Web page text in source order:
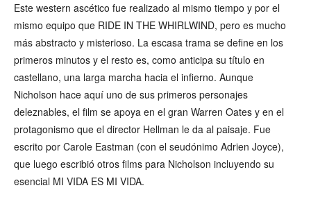
Este western ascético fue realizado al mismo tiempo y por el
mismo equipo que RIDE IN THE WHIRLWIND, pero es mucho
más abstracto y misterioso. La escasa trama se define en los
primeros minutos y el resto es, como anticipa su título en
castellano, una larga marcha hacia el infierno. Aunque
Nicholson hace aquí uno de sus primeros personajes
deleznables, el film se apoya en el gran Warren Oates y en el
protagonismo que el director Hellman le da al paisaje. Fue
escrito por Carole Eastman (con el seudónimo Adrien Joyce),
que luego escribió otros films para Nicholson incluyendo su
esencial MI VIDA ES MI VIDA.